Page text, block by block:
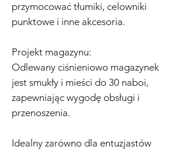
przymocować tłumiki, celowniki
punktowe i inne akcesoria.
Projekt magazynu:
Odlewany ciśnieniowo magazynek
jest smukły i mieści do 30 naboi,
zapewniając wygodę obsługi i
przenoszenia.
Idealny zarówno dla entuzjastów